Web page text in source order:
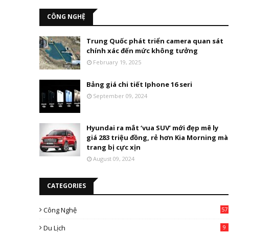
CÔNG NGHỆ
Trung Quốc phát triển camera quan sát
chính xác đến mức không tưởng
February 19, 2025
Bảng giá chi tiết Iphone 16 seri
September 09, 2024
Hyundai ra mắt ‘vua SUV’ mới đẹp mê ly
giá 283 triệu đồng, rẻ hơn Kia Morning mà
trang bị cực xịn
August 09, 2024
CATEGORIES
Công Nghệ 57
Du Lịch 9